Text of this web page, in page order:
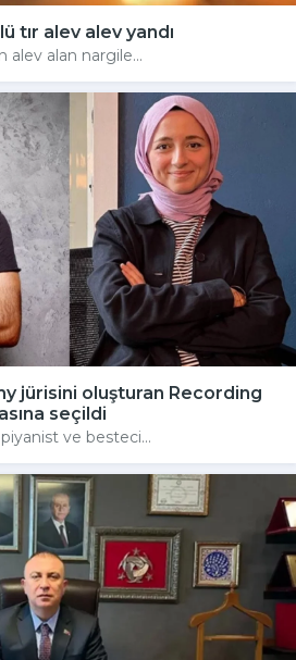
tır alev alev yandı
alev alan nargile...
jürisini oluşturan Recording
seçildi
ve besteci...